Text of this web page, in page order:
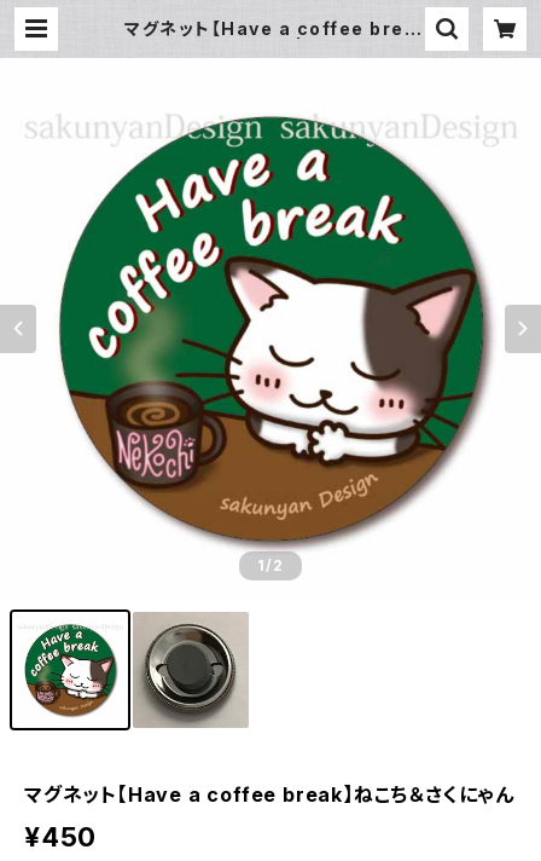
マグネット【Have a coffee brea
1/2
マグネット【Have a coffee break】ねこち＆さくにゃん
¥450